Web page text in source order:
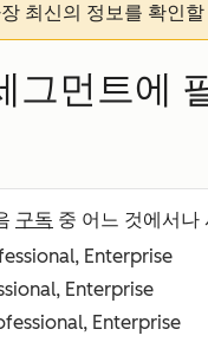
최신의 정보를 확인
그먼트에
구독 중 어느 것에서나
Enterprise
Enterprise
Enterprise